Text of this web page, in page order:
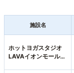
施設名
ホットヨガスタジオ
LAVAイオンモール桑